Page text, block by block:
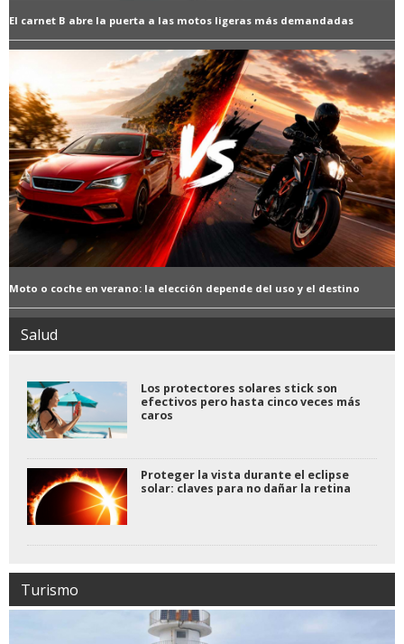
El carnet B abre la puerta a las motos ligeras más demandadas
Moto o coche en verano: la elección depende del uso y el destino
Salud
Los protectores solares stick son
efectivos pero hasta cinco veces más
caros
Proteger la vista durante el eclipse
solar: claves para no dañar la retina
Turismo